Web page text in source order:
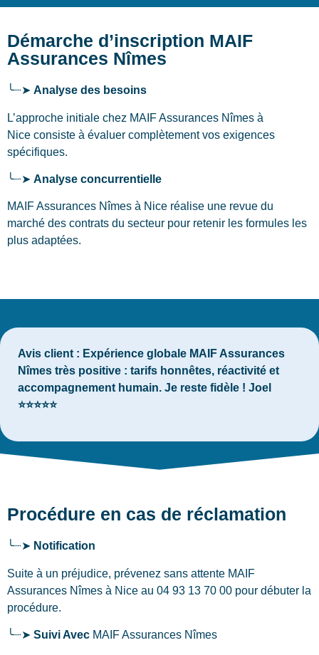
Démarche d’inscription MAIF
Assurances Nîmes
╰┈➤ Analyse des besoins
L’approche initiale chez MAIF Assurances Nîmes à
Nice consiste à évaluer complètement vos exigences
spécifiques.
╰┈➤ Analyse concurrentielle
MAIF Assurances Nîmes à Nice réalise une revue du
marché des contrats du secteur pour retenir les formules les
plus adaptées.
Avis client : Expérience globale MAIF Assurances
Nîmes très positive : tarifs honnêtes, réactivité et
accompagnement humain. Je reste fidèle ! Joel
⭐⭐⭐⭐⭐
Procédure en cas de réclamation
╰┈➤ Notification
Suite à un préjudice, prévenez sans attente MAIF
Assurances Nîmes à Nice au 04 93 13 70 00 pour débuter la
procédure.
╰┈➤ Suivi Avec MAIF Assurances Nîmes